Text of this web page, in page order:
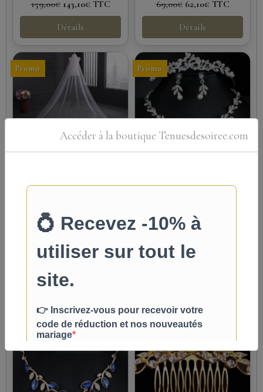
159,00€ 143,10€ TTC
Détails
69,00€ 62,10€ TTC
Détails
Promo
cathédrale une couche
tulle et dentelle à
paillettes Longueur...
Détails
Promo
mariée, alliage de zinc et
perles Longueur collier
46+6 cm Diadème...
Promo Promo
Accéder à la boutique Tenuesdesoiree.com